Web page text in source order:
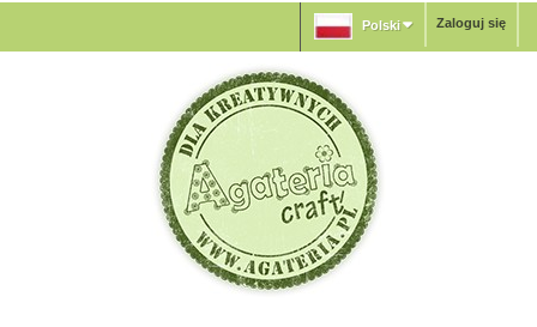
Zaloguj się
Polski